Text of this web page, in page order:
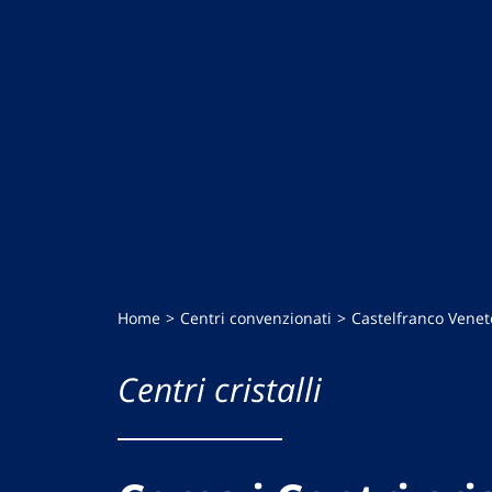
Home Centri convenzionati Castelfranco
Centri cristalli